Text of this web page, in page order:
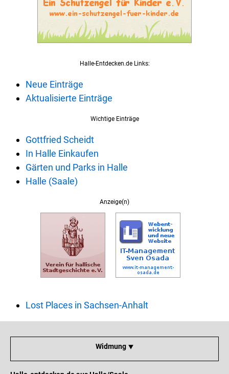
Halle-Entdecken.de Links:
Neue Einträge
Aktualisierte Einträge
Wichtige Einträge
Gottfried Scheidt
In Halle Einkaufen
Gärten und Parks in Halle
Halle (Saale)
Anzeige(n)
Lost Places in Sachsen-Anhalt
Widmung ⯆